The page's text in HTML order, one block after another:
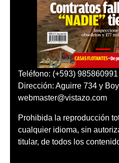
Teléfono: (+593) 985860991
Dirección: Aguirre 734 y
webmaster@vistazo.com
Prohibida la reproducción
cualquier idioma, sin
titular, de todos los